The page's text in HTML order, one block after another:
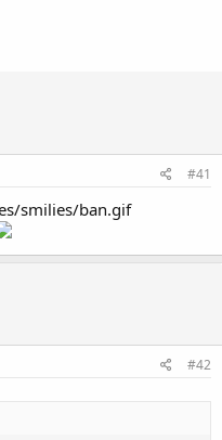
#41
smilies/ban.gif
#42